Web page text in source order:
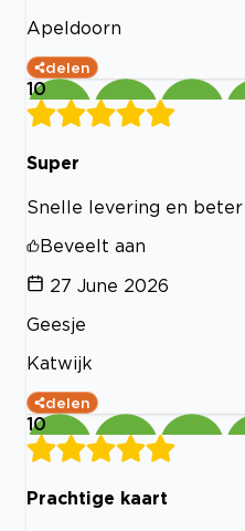
Apeldoorn
delen
10
Super
Snelle levering en
Beveelt aan
27 June 2026
Geesje
Katwijk
delen
10
Prachtige kaart